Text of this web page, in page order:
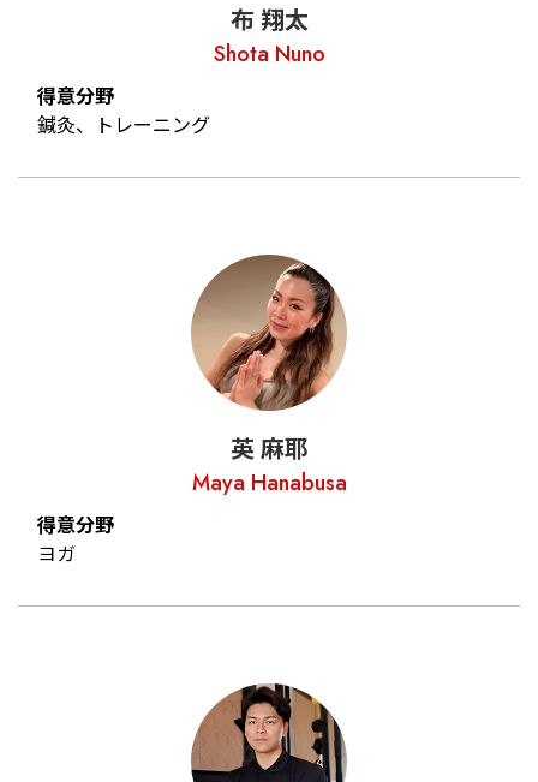
布 翔太
Shota Nuno
得意分野
鍼灸、トレーニング
英 麻耶
Maya Hanabusa
得意分野
ヨガ